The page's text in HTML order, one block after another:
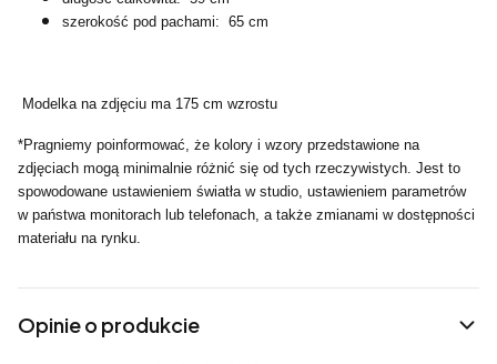
szerokość pod pachami: 65 cm
Modelka na zdjęciu ma 175 cm wzrostu
*Pragniemy poinformować, że kolory i wzory przedstawione na
zdjęciach mogą minimalnie różnić się od tych rzeczywistych. Jest to
spowodowane ustawieniem światła w studio, ustawieniem parametrów
w państwa monitorach lub telefonach, a także zmianami w dostępności
materiału na rynku.
Opinie o produkcie